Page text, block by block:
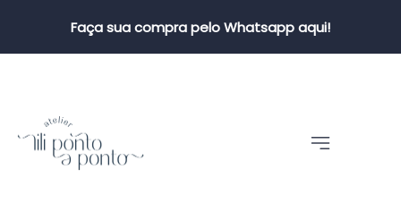
Faça sua compra pelo Whatsapp aqui!